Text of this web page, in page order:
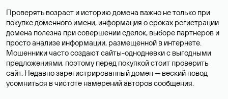
Проверять возраст и историю домена важно не только при
покупке доменного имени, информация о сроках регистрации
домена полезна при совершении сделок, выборе партнеров и
просто анализе информации, размещенной в интернете.
Мошенники часто создают сайты-однодневки с выгодными
предложениями, поэтому перед покупкой стоит проверить
сайт. Недавно зарегистрированный домен — веский повод
усомниться в чистоте намерений авторов сообщения.